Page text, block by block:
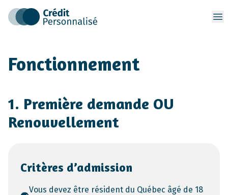
Fonctionnement
1. Première demande OU
Renouvellement
Critères d’admission
Vous devez être résident du Québec âgé de 18